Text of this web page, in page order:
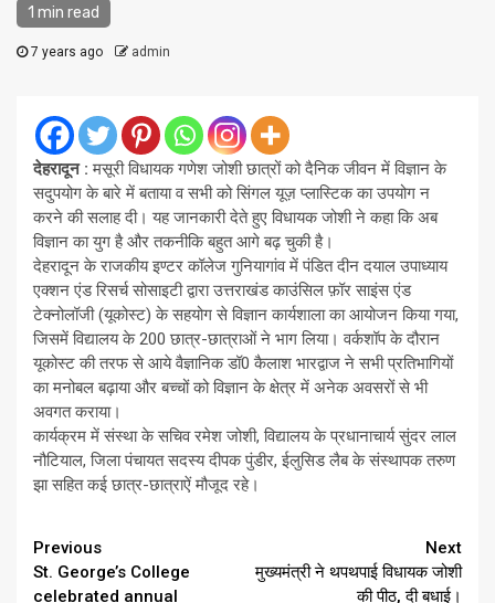
1 min read
7 years ago admin
देहरादून : मसूरी विधायक गणेश जोशी छात्रों को दैनिक जीवन में विज्ञान के
सदुपयोग के बारे में बताया व सभी को सिंगल यूज़ प्लास्टिक का उपयोग न
करने की सलाह दी। यह जानकारी देते हुए विधायक जोशी ने कहा कि अब
विज्ञान का युग है और तकनीकि बहुत आगे बढ़ चुकी है।
देहरादून के राजकीय इण्टर कॉलेज गुनियागांव में पंडित दीन दयाल उपाध्याय
एक्शन एंड रिसर्च सोसाइटी द्वारा उत्तराखंड काउंसिल फ़ॉर साइंस एंड
टेक्नोलॉजी (यूकोस्ट) के सहयोग से विज्ञान कार्यशाला का आयोजन किया गया,
जिसमें विद्यालय के 200 छात्र-छात्राओं ने भाग लिया। वर्कशॉप के दौरान
यूकोस्ट की तरफ से आये वैज्ञानिक डॉ0 कैलाश भारद्वाज ने सभी प्रतिभागियों
का मनोबल बढ़ाया और बच्चों को विज्ञान के क्षेत्र में अनेक अवसरों से भी
अवगत कराया।
कार्यक्रम में संस्था के सचिव रमेश जोशी, विद्यालय के प्रधानाचार्य सुंदर लाल
नौटियाल, जिला पंचायत सदस्य दीपक पुंडीर, ईलुसिड लैब के संस्थापक तरुण
झा सहित कई छात्र-छात्राऐं मौजूद रहे।
Continue
Reading
Previous
St. George’s College
celebrated annual
Next
मुख्यमंत्री ने थपथपाई विधायक जोशी
की पीठ, दी बधाई।